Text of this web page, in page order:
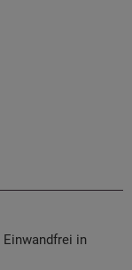
Einwandfrei in